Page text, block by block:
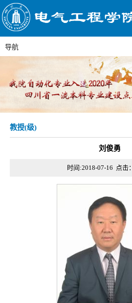
导航
教授(级)
刘俊勇
时间:2018-07-16 点击：